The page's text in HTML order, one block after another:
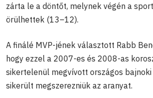
zárta le a döntőt, melynek végén a
örülhettek (13–12).
A finálé MVP-jének választott Rabb
hogy ezzel a 2007-es és 2008-as
sikertelenül megvívott országos
sikerült megszerezniük az aranyat.